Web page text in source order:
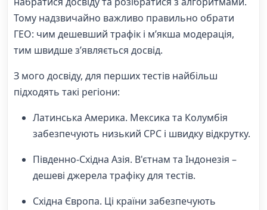
Тому надзвичайно важливо правильно обрати
ГЕО: чим дешевший трафік і м’якша модерація,
тим швидше з’являється досвід.
З мого досвіду, для перших тестів найбільш
підходять такі регіони:
Латинська Америка. Мексика та Колумбія
забезпечують низький CPC і швидку відкрутку.
Південно-Східна Азія. В'єтнам та Індонезія –
дешеві джерела трафіку для тестів.
Східна Європа. Ці країни забезпечують